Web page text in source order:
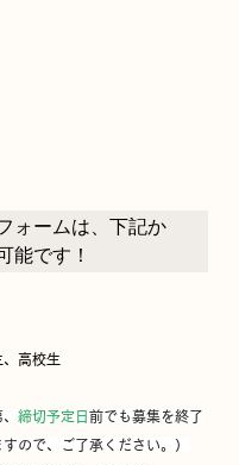
ォームは、下記か
能です！
、高校生
締切予定日 前でも募集を終了
ので、ご了承ください。）